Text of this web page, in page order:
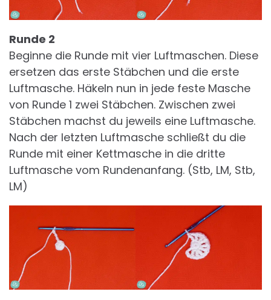
Runde 2
Beginne die Runde mit vier Luftmaschen. Diese
ersetzen das erste Stäbchen und die erste
Luftmasche. Häkeln nun in jede feste Masche
von Runde 1 zwei Stäbchen. Zwischen zwei
Stäbchen machst du jeweils eine Luftmasche.
Nach der letzten Luftmasche schließt du die
Runde mit einer Kettmasche in die dritte
Luftmasche vom Rundenanfang. (Stb, LM, Stb,
LM)